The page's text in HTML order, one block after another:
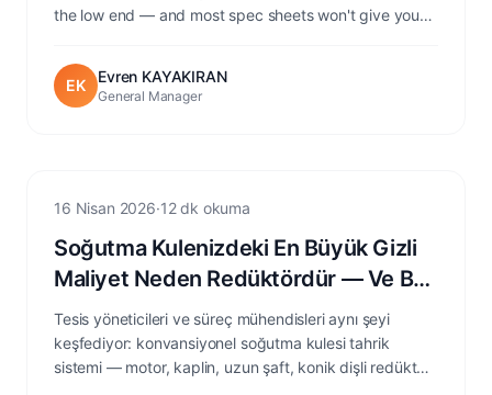
the low end — and most spec sheets won't give you
EK Evren KAYAKIRAN
General Manager
Cooling Tower
16 Nisan 2026·12 dk okuma
Soğutma Kulenizdeki En Büyük Gizli
Maliyet Neden Redüktördür — Ve Bu
Konuda Ne Yapabilirsiniz
Tesis yöneticileri ve süreç mühendisleri aynı şeyi
keşfediyor: konvansiyonel soğutma kulesi tahrik
sistemi — motor, kaplin, uzun şaft, konik dişli redüktör